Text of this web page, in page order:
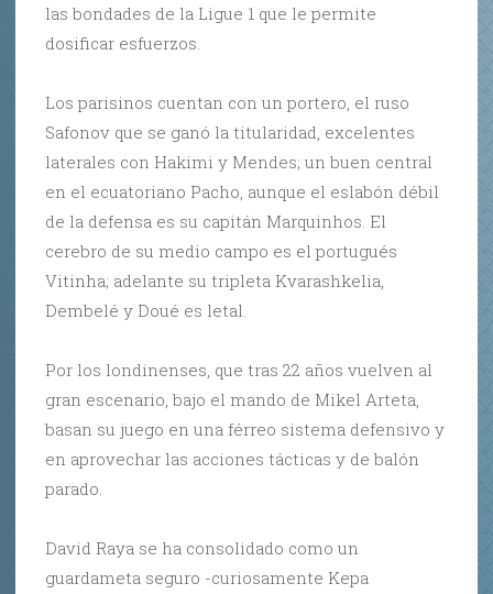
las bondades de la Ligue 1 que le permite
dosificar esfuerzos.
Los parisinos cuentan con un portero, el ruso
Safonov que se ganó la titularidad, excelentes
laterales con Hakimi y Mendes; un buen central
en el ecuatoriano Pacho, aunque el eslabón débil
de la defensa es su capitán Marquinhos. El
cerebro de su medio campo es el portugués
Vitinha; adelante su tripleta Kvarashkelia,
Dembelé y Doué es letal.
Por los londinenses, que tras 22 años vuelven al
gran escenario, bajo el mando de Mikel Arteta,
basan su juego en una férreo sistema defensivo y
en aprovechar las acciones tácticas y de balón
parado.
David Raya se ha consolidado como un
guardameta seguro -curiosamente Kepa